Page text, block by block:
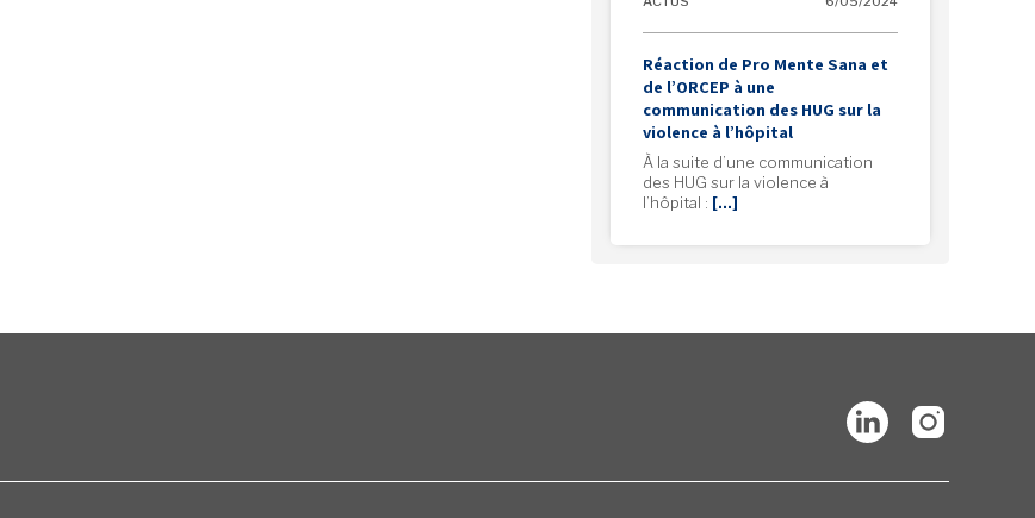
Réaction de Pro Mente Sana et
de l’ORCEP à une
communication des HUG sur la
violence à l’hôpital
À la suite d’une communication
des HUG sur la violence à
l’hôpital : […]